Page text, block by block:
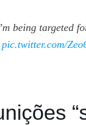
being targeted
pic.twitter.com/